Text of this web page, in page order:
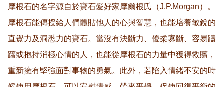
摩根石的名字源自於寶石愛好家摩爾根氏（J.P.Morgan）。
摩根石能傳授給人們體貼他人的心與智慧，也能培養敏銳的
直覺力及洞悉力的寶石。當沒有決斷力、優柔寡斷、容易躊
躇或抱持消極心情的人，也能從摩根石的力量中獲得救贖，
重新擁有堅強面對事物的勇氣。此外，若陷入情緒不安的時